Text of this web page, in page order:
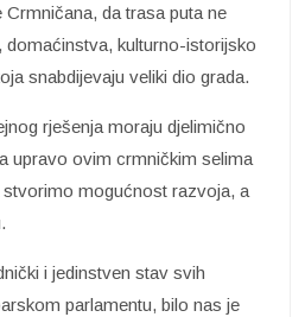
da trasa puta ne
domaćinstva, kulturno-istorijsko
snabdijevaju veliki dio grada.
rješenja moraju djelimično
upravo ovim crmničkim selima
mogućnost razvoja, a
i jedinstven stav svih
parlamentu, bilo nas je